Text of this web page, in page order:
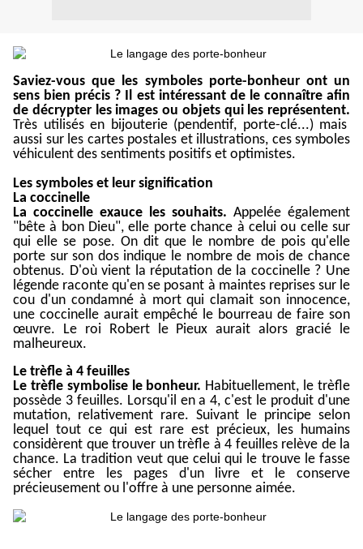
Saviez-vous que les symboles porte-bonheur ont un
sens bien précis ? Il est intéressant de le connaître afin
de décrypter les images ou objets qui les représentent.
Très utilisés en bijouterie (pendentif, porte-clé...) mais
aussi sur les cartespostales et illustrations, ces symboles
véhiculent des sentiments positifs et optimistes.
Les symboles et leur signification
La coccinelle
La coccinelle exauce les souhaits. Appelée également
"bête à bon Dieu", elle porte chance à celui ou celle sur
qui elle se pose. On dit que le nombre de pois qu'elle
porte sur son dos indique le nombre de mois de chance
obtenus. D'où vient la réputation de la coccinelle ? Une
légende raconte qu'en se posant à maintes reprises sur le
cou d'un condamné à mort qui clamait son innocence,
une coccinelle aurait empêché le bourreau de faire son
œuvre. Le roi Robert le Pieux aurait alors gracié le
malheureux.
Le trèfle à 4 feuilles
Le trèfle symbolise le bonheur. Habituellement, le trèfle
possède 3 feuilles. Lorsqu'il en a 4, c'est le produit d'une
mutation, relativement rare. Suivant le principe selon
lequel tout ce qui est rare est précieux, les humains
considèrent que trouver un trèfle à 4 feuilles relève de la
chance. La tradition veut que celui qui le trouve le fasse
sécher entre les pages d'un livre et le conserve
précieusement ou l'offre à une personne aimée.